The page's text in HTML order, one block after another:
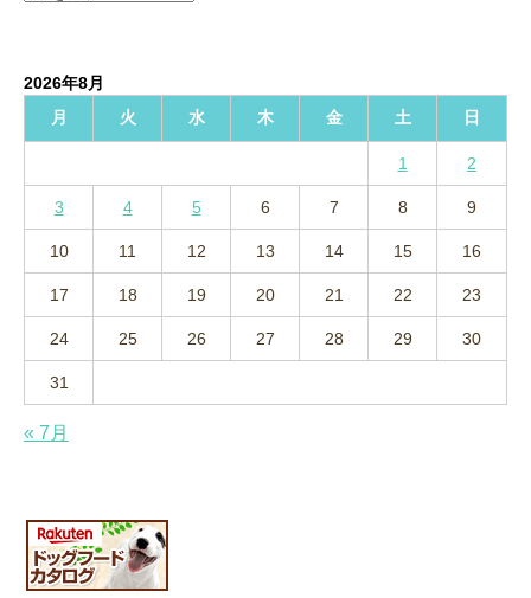
ブ
2026年8月
月
火 水 木 金 土 日
1 2
3 4 5 6 7 8 9
10 11 12 13 14 15 16
17 18 19 20 21 22 23
24 25 26 27 28 29 30
31
« 7月